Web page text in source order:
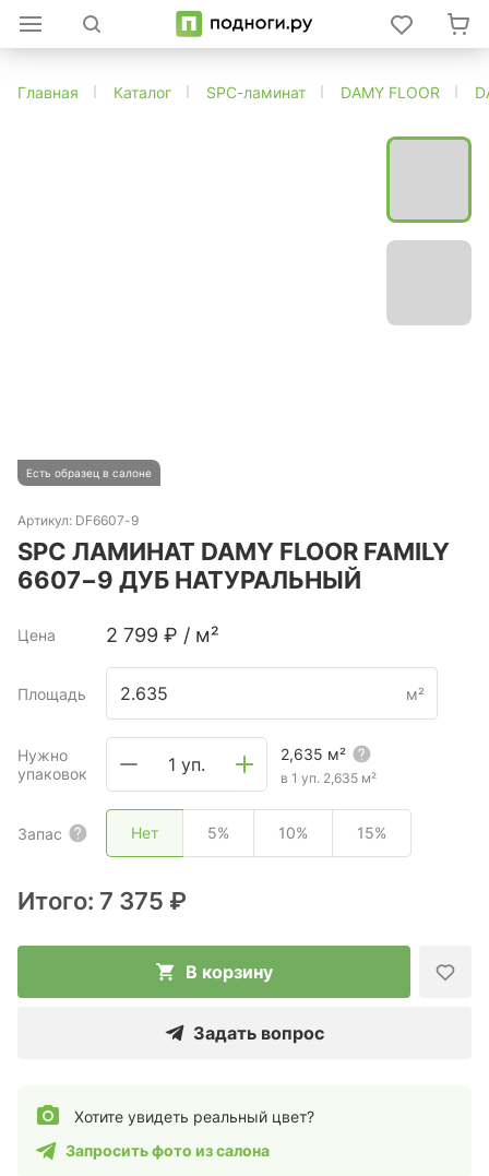
Главная Каталог SPC-ламинат DAMY FLOOR
Есть образец в салоне
Артикул: DF6607-9
SPC ЛАМИНАТ DAMY FLOOR FAMILY
6607−9 ДУБ НАТУРАЛЬНЫЙ
Цена 2 799 ₽ / м²
Площадь м²
Нужно
упаковок
1 уп. 2,635 м²
в 1 уп. 2,635 м²
Запас Нет 5% 10% 15%
Итого: 7 375 ₽
В корзину
Задать вопрос
Хотите увидеть реальный цвет?
Запросить фото из салона